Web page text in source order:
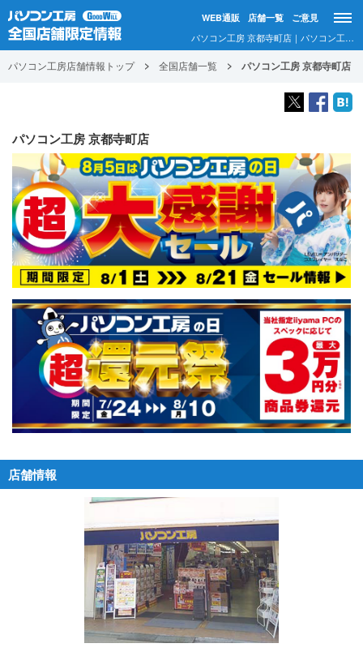
パソコン工房 京都寺町店｜パソコン工房店舗情報
WEB通販 店舗一覧 ご意見
パソコン工房店舗情報トップ 全国店舗一覧 パソコン工房 京都寺町店
パソコン工房 京都寺町店
店舗情報